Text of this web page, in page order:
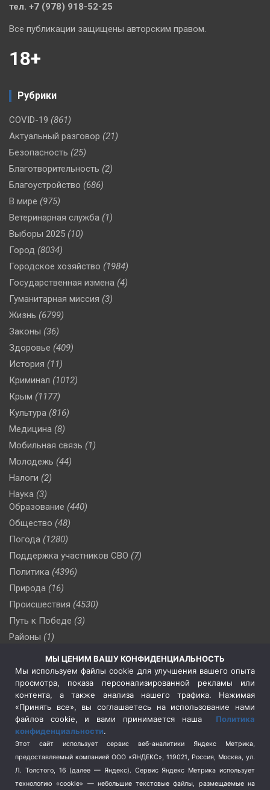
тел. +7 (978) 918-52-25
Все публикации защищены авторским правом.
18+
Рубрики
COVID-19 (861)
Актуальный разговор (21)
Безопасность (25)
Благотворительность (2)
Благоустройство (686)
В мире (975)
Ветеринарная служба (1)
Выборы 2025 (10)
Город (8034)
Городское хозяйство (1984)
Государственная измена (4)
Гуманитарная миссия (3)
Жизнь (6799)
Законы (36)
Здоровье (409)
История (11)
Криминал (1012)
Крым (1177)
Культура (816)
Медицина (8)
Мобильная связь (1)
Молодежь (44)
Налоги (2)
Наука (3)
Образование (440)
Общество (48)
Погода (1280)
Поддержка участников СВО (7)
Политика (4396)
Природа (16)
Происшествия (4530)
Путь к Победе (3)
Районы (1)
(509)
Сельское хозяйство (3)
Социальная политика
(3)
Спецоперация в Украине
Спецоперация на Украине
(404)
Спорт (740)
Терроризм (1)
Транспорт (262)
МЫ ЦЕНИМ ВАШУ КОНФИДЕНЦИАЛЬНОСТЬ
Мы используем файлы cookie для улучшения вашего опыта
просмотра, показа персонализированной рекламы или
контента, а также анализа нашего трафика. Нажимая
«Принять все», вы соглашаетесь на использование нами
файлов cookie, и вами принимается наша Политика
конфиденциальности.
Этот сайт использует сервис веб-аналитики Яндекс Метрика,
предоставляемый компанией ООО «ЯНДЕКС», 119021, Россия, Москва, ул.
Л. Толстого, 16 (далее — Яндекс). Сервис Яндекс Метрика использует
технологию «cookie» — небольшие текстовые файлы, размещаемые на